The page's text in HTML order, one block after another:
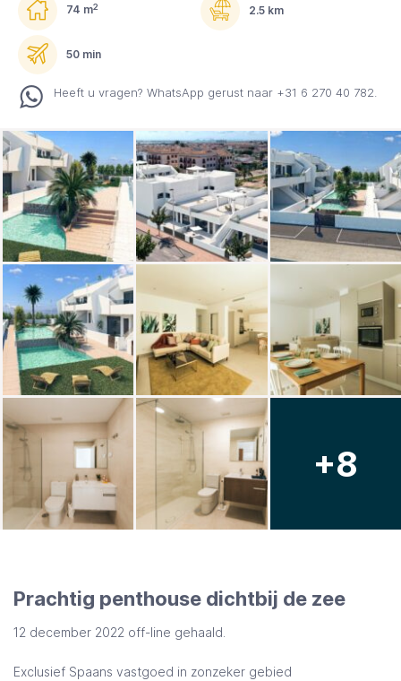
74 m2 2.5 km
50 min
Heeft u vragen? WhatsApp gerust naar +31 6 270 40 782.
+8
Prachtig penthouse dichtbij de zee
12 december 2022 off-line gehaald.
Exclusief Spaans vastgoed in zonzeker gebied